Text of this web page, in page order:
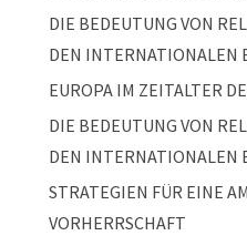
DIE BEDEUTUNG VON
DEN INTERNATIONALEN
EUROPA IM ZEITALTER
DIE BEDEUTUNG VON
DEN INTERNATIONALEN
STRATEGIEN FÜR EINE
VORHERRSCHAFT